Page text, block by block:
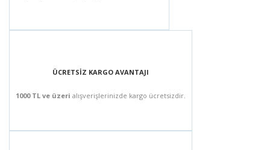
ÜCRETSİZ KARGO AVANTAJI
1000 TL ve üzeri alışverişlerinizde kargo ücretsizdir.